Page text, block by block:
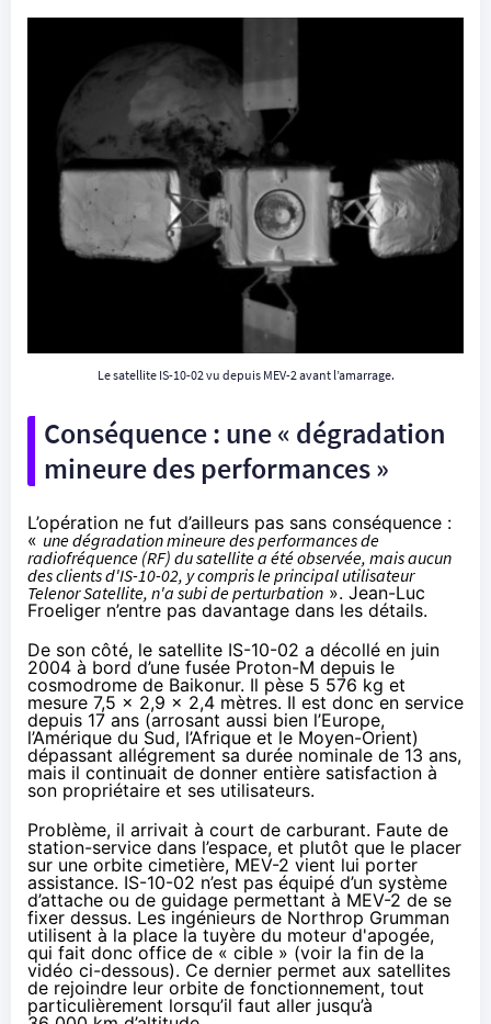
Le satellite IS-10-02 vu depuis MEV-2 avant l’amarrage.
Conséquence : une « dégradation
mineure des performances »
L’opération ne fut d’ailleurs pas sans conséquence :
« une dégradation mineure des performances de
radiofréquence (RF) du satellite a été observée, mais aucun
des clients d'IS-10-02, y compris le principal utilisateur
Telenor Satellite, n'a subi de perturbation ». Jean-Luc
Froeliger n’entre pas davantage dans les détails.
De son côté, le satellite IS-10-02 a décollé en juin
2004 à bord d’une fusée Proton-M depuis le
cosmodrome de Baikonur. Il pèse 5 576 kg et
mesure 7,5 x 2,9 x 2,4 mètres. Il est donc en service
depuis 17 ans (arrosant aussi bien l’Europe,
l’Amérique du Sud, l’Afrique et le Moyen-Orient)
dépassant allégrement sa durée nominale de 13 ans,
mais il continuait de donner entière satisfaction à
son propriétaire et ses utilisateurs.
Problème, il arrivait à court de carburant. Faute de
station-service dans l’espace, et plutôt que le placer
sur une orbite cimetière, MEV-2 vient lui porter
assistance. IS-10-02 n’est pas équipé d’un système
d’attache ou de guidage permettant à MEV-2 de se
fixer dessus. Les ingénieurs de Northrop Grumman
utilisent à la place la tuyère du moteur d'apogée,
qui fait donc office de « cible » (voir la fin de la
vidéo ci-dessous). Ce dernier permet aux satellites
de rejoindre leur orbite de fonctionnement, tout
particulièrement lorsqu’il faut aller jusqu’à